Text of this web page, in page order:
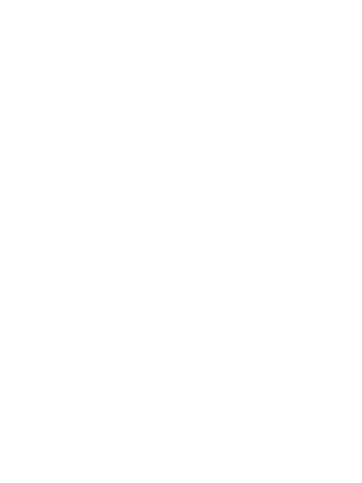
话-
伯工商
】-阿土
今题网
开业的批
城
网
质量新
书摘要
|海南航
|海南航